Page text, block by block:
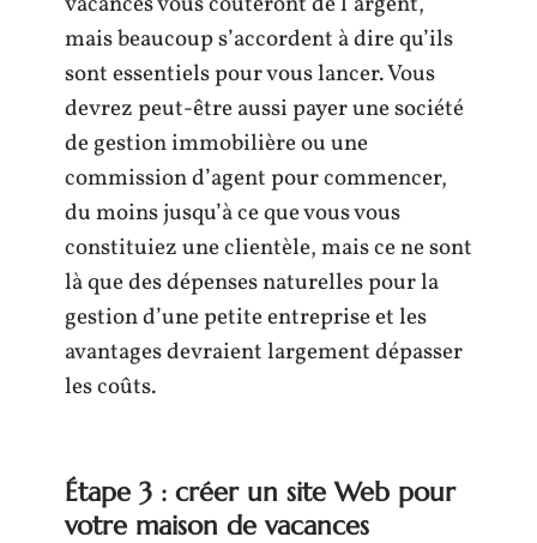
mais beaucoup s’accordent à dire qu’ils
sont essentiels pour vous lancer. Vous
devrez peut-être aussi payer une société
de gestion immobilière ou une
commission d’agent pour commencer,
du moins jusqu’à ce que vous vous
constituiez une clientèle, mais ce ne sont
là que des dépenses naturelles pour la
gestion d’une petite entreprise et les
avantages devraient largement dépasser
les coûts.
Étape 3 : créer un site Web pour
votre maison de vacances